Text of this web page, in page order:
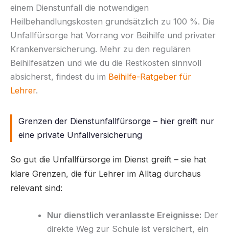
einem Dienstunfall die notwendigen
Heilbehandlungskosten grundsätzlich zu 100 %. Die
Unfallfürsorge hat Vorrang vor Beihilfe und privater
Krankenversicherung. Mehr zu den regulären
Beihilfesätzen und wie du die Restkosten sinnvoll
absicherst, findest du im Beihilfe-Ratgeber für
Lehrer.
Grenzen der Dienstunfallfürsorge – hier greift nur
eine private Unfallversicherung
So gut die Unfallfürsorge im Dienst greift – sie hat
klare Grenzen, die für Lehrer im Alltag durchaus
relevant sind:
Nur dienstlich veranlasste Ereignisse: Der
direkte Weg zur Schule ist versichert, ein